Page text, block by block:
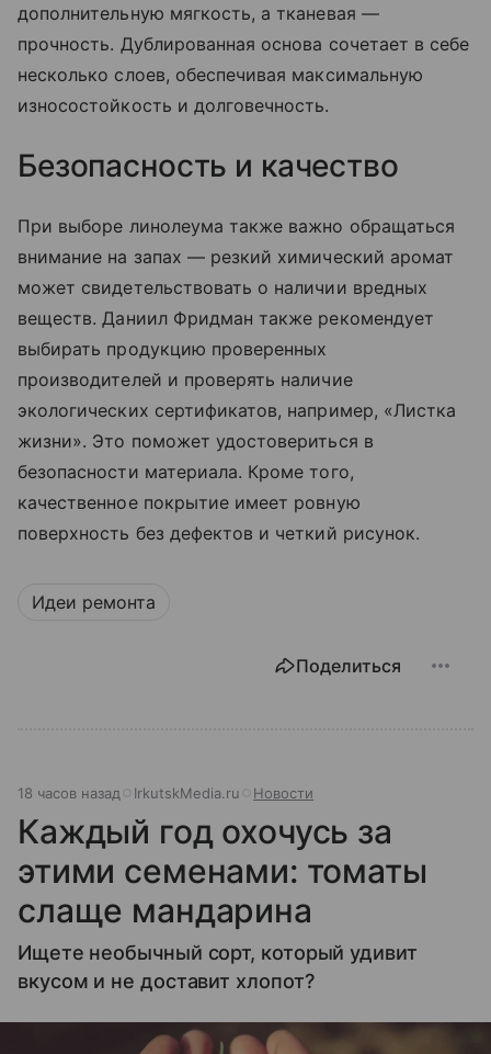
дополнительную мягкость, а тканевая —
прочность. Дублированная основа сочетает в себе
несколько слоев, обеспечивая максимальную
износостойкость и долговечность.
Безопасность и качество
При выборе линолеума также важно обращаться
внимание на запах — резкий химический аромат
может свидетельствовать о наличии вредных
веществ. Даниил Фридман также рекомендует
выбирать продукцию проверенных
производителей и проверять наличие
экологических сертификатов, например, «Листка
жизни». Это поможет удостовериться в
безопасности материала. Кроме того,
качественное покрытие имеет ровную
поверхность без дефектов и четкий рисунок.
Идеи ремонта
Поделиться
18 часов назад IrkutskMedia.ru Новости
Каждый год охочусь за
этими семенами: томаты
слаще мандарина
Ищете необычный сорт, который удивит
вкусом и не доставит хлопот?